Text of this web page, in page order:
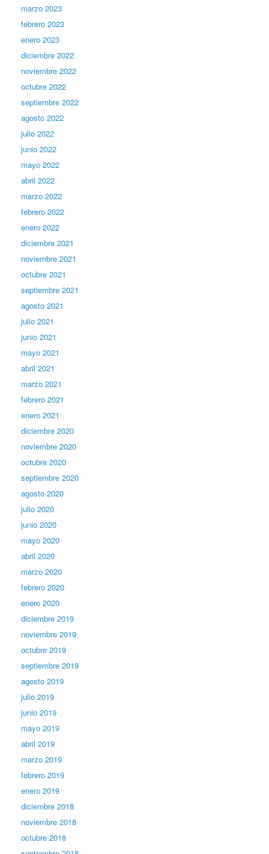
marzo 2023
febrero 2023
enero 2023
diciembre 2022
noviembre 2022
octubre 2022
septiembre 2022
agosto 2022
julio 2022
junio 2022
mayo 2022
abril 2022
marzo 2022
febrero 2022
enero 2022
diciembre 2021
noviembre 2021
octubre 2021
septiembre 2021
agosto 2021
julio 2021
junio 2021
mayo 2021
abril 2021
marzo 2021
febrero 2021
enero 2021
diciembre 2020
noviembre 2020
octubre 2020
septiembre 2020
agosto 2020
julio 2020
junio 2020
mayo 2020
abril 2020
marzo 2020
febrero 2020
enero 2020
diciembre 2019
noviembre 2019
octubre 2019
septiembre 2019
agosto 2019
julio 2019
junio 2019
mayo 2019
abril 2019
marzo 2019
febrero 2019
enero 2019
diciembre 2018
noviembre 2018
octubre 2018